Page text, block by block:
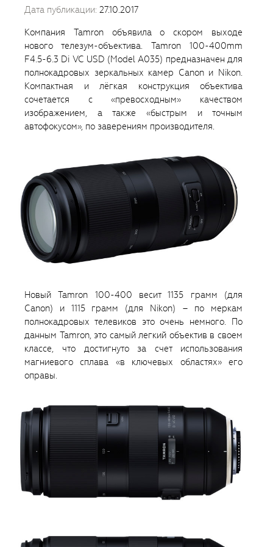
Дата публикации: 27.10.2017
Компания Tamron объявила о скором выходе
нового телезум-объектива. Tamron 100-400mm
F4.5-6.3 Di VC USD (Model A035) предназначен для
полнокадровых зеркальных камер Canon и Nikon.
Компактная и лёгкая конструкция объектива
сочетается с «превосходным» качеством
изображением, а также «быстрым и точным
автофокусом», по заверениям производителя.
Новый Tamron 100-400 весит 1135 грамм (для
Canon) и 1115 грамм (для Nikon) – по меркам
полнокадровых телевиков это очень немного. По
данным Tamron, это самый легкий объектив в своем
классе, что достигнуто за счет использования
магниевого сплава «в ключевых областях» его
оправы.